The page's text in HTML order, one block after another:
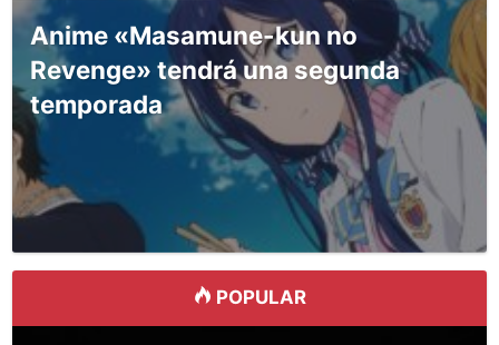
Anime «Masamune-kun no
Revenge» tendrá una segunda
temporada
POPULAR